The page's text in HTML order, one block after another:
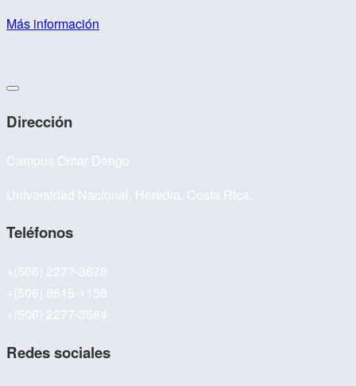
Más información
Dirección
Campus Omar Dengo
Universidad Nacional, Heredia, Costa Rica.
Teléfonos
+(506) 2277-3678
+(506) 8615-1136
+(506) 2277-3584
Redes sociales